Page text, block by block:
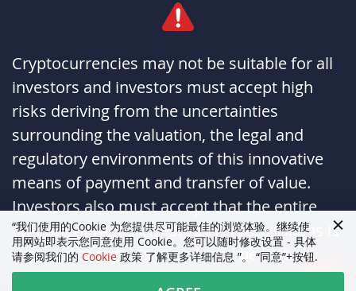
Cryptocurrencies may not be suitable for all
investors and investors must accept high
risks deriving from the uncertainties
surrounding the valuation, the legal and
regulatory environments of this innovative
means of payment and transfer of value.
Investors also must accept that the entire
amount of funds invested in crypto tokens is
exposed to high risks and may be lost.
“我们使用的Cookie 为您提供尽可能最佳的浏览体验。继续使
用网站即表示您同意使用 Cookie。您可以随时修改设置 - 具体
请参阅我们的 Cookie 政策 了解更多详细信息 ”。 “同意”+按钮.